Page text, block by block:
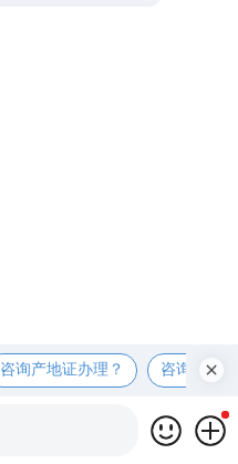
咨询产地证办理？ 咨询商检